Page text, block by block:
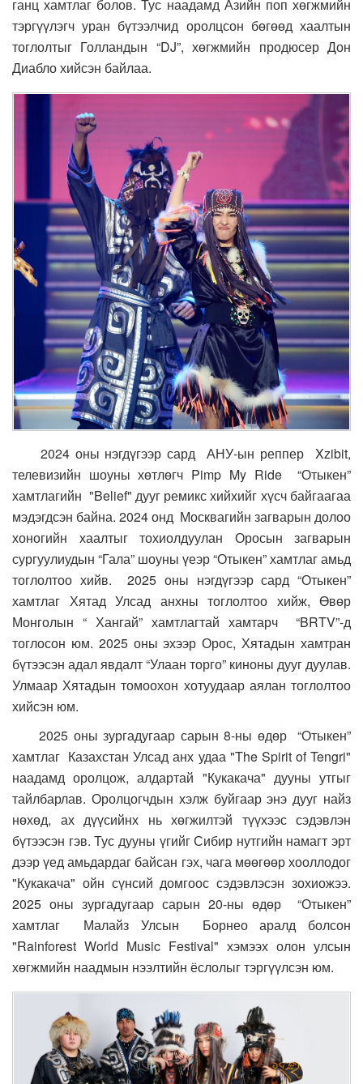
ганц хамтлаг болов. Тус наадамд Азийн поп хөгжмийн
тэргүүлэгч уран бүтээлчид оролцсон бөгөөд хаалтын
тоглолтыг Голландын “DJ”, хөгжмийн продюсер Дон
Диабло хийсэн байлаа.
2024 оны нэгдүгээр сард АНУ-ын реппер Xzibit,
телевизийн шоуны хөтлөгч Pimp My Ride “Отыкен”
хамтлагийн "Belief" дууг ремикс хийхийг хүсч байгаагаа
мэдэгдсэн байна. 2024 онд Москвагийн загварын долоо
хоногийн хаалтыг тохиолдуулан Оросын загварын
сургуулиудын “Гала” шоуны үеэр “Отыкен” хамтлаг амьд
тоглолтоо хийв. 2025 оны нэгдүгээр сард “Отыкен”
хамтлаг Хятад Улсад анхны тоглолтоо хийж, Өвөр
Монголын “ Хангай” хамтлагтай хамтарч “BRTV”-д
тоглосон юм. 2025 оны эхээр Орос, Хятадын хамтран
бүтээсэн адал явдалт “Улаан торго” киноны дууг дуулав.
Улмаар Хятадын томоохон хотуудаар аялан тоглолтоо
хийсэн юм.
2025 оны зургадугаар сарын 8-ны өдөр “Отыкен”
хамтлаг Казахстан Улсад анх удаа "The Spirit of Tengri"
наадамд оролцож, алдартай "Кукакача" дууны утгыг
тайлбарлав. Оролцогчдын хэлж буйгаар энэ дууг найз
нөхөд, ах дүүсийнх нь хөгжилтэй түүхээс сэдэвлэн
бүтээсэн гэв. Тус дууны үгийг Сибир нутгийн намагт эрт
дээр үед амьдардаг байсан гэх, чага мөөгөөр хооллодог
"Кукакача" ойн сүнсий домгоос сэдэвлэсэн зохиожээ.
2025 оны зургадугаар сарын 20-ны өдөр “Отыкен”
хамтлаг Малайз Улсын Борнео аралд болсон
"Rainforest World Music Festival" хэмээх олон улсын
хөгжмийн наадмын нээлтийн ёслолыг тэргүүлсэн юм.